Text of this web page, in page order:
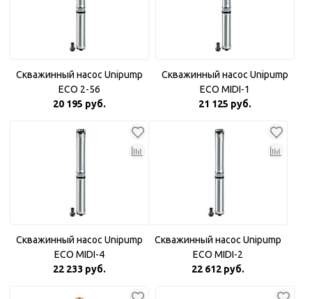
Скважинный насос Unipump
ECO 2-56
20 195 руб.
Скважинный насос Unipump
ECO MIDI-1
21 125 руб.
Скважинный насос Unipump
ECO MIDI-4
22 233 руб.
Скважинный насос Unipump
ECO MIDI-2
22 612 руб.